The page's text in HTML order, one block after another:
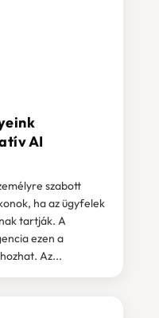
AI
szabott
ha az ügyfelek
tartják. A
ezen a
Az...